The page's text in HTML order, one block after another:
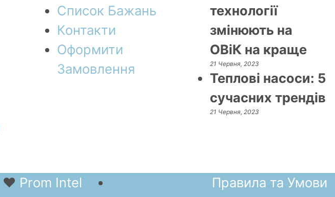
Список Бажань
Контакти
Оформити
Замовлення
технології
змінюють на
ОВіК на краще
21 Червня, 2023
Теплові насоси: 5
сучасних трендів
21 Червня, 2023
❤ Prom Intel Правила та Умови